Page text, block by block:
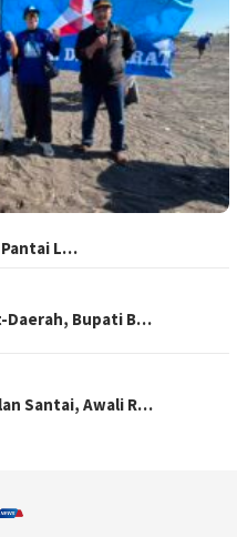
L…
Daerah, Bupati B…
Santai, Awali R…